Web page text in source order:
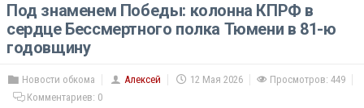
Под знаменем Победы: колонна КПРФ в
сердце Бессмертного полка Тюмени в 81-ю
годовщину
Новости обкома Алексей 12 Мая 2026
Просмотров: 449
Комментариев: 0